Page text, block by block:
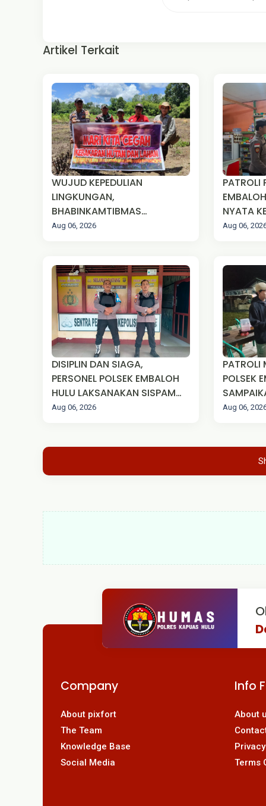
Artikel Terkait
WUJUD KEPEDULIAN
LINGKUNGAN,
BHABINKAMTIBMAS
SAMPAIKAN HIMBAUAN STOP
Aug 06, 2026
PATROLI
NYATA
TENGAH
Aug 06,
DISIPLIN DAN SIAGA,
PERSONEL POLSEK EMBALOH
HULU LAKSANAKAN SISPAM
MAKO SECARA RUTIN
Aug 06, 2026
PATROLI
POLSEK
Aug 06,
Company
About pixfort
The Team
Knowledge Base
Social Media
Info
About
Terms